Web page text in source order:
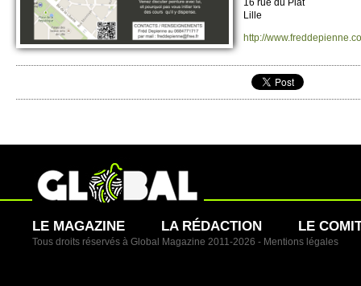
16 rue du Plat
Lille
http://​
LE MAGAZINE LA RÉDACTION LE
Tous droits réservés à Global Magazine 2011-2026 - Mentions légales